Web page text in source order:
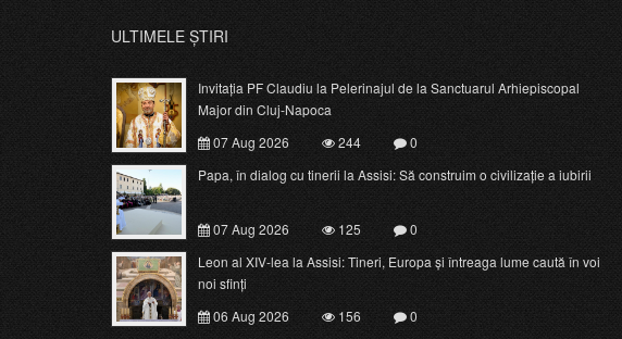
ULTIMELE ȘTIRI
Invitația PF Claudiu la Pelerinajul de la Sanctuarul Arhiepiscopal
Major din Cluj-Napoca
07 Aug 2026
244
0
Papa, în dialog cu tinerii la Assisi: Să construim o civilizație a iubirii
07 Aug 2026 125
0
Leon al XIV-lea la Assisi: Tineri, Europa și întreaga lume caută în voi
noi sfinți
06 Aug 2026
156 0